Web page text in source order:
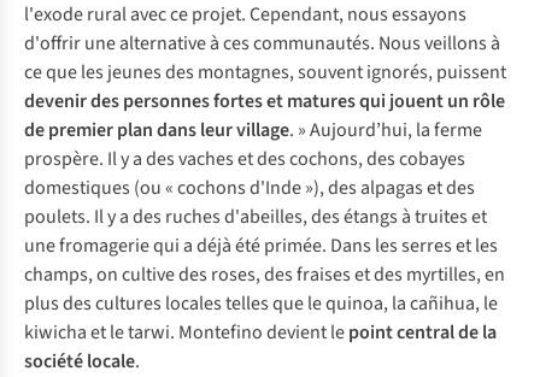
l'exode rural avec ce projet. Cependant, nous essayons
d'offrir une alternative à ces communautés. Nous veillons à
ce que les jeunes des montagnes, souvent ignorés, puissent
devenir des personnes fortes et matures qui jouent un rôle
de premier plan dans leur village. » Aujourd’hui, la ferme
prospère. Il y a des vaches et des cochons, des cobayes
domestiques (ou « cochons d'Inde »), des alpagas et des
poulets. Il y a des ruches d'abeilles, des étangs à truites et
une fromagerie qui a déjà été primée. Dans les serres et les
champs, on cultive des roses, des fraises et des myrtilles, en
plus des cultures locales telles que le quinoa, la cañihua, le
kiwicha et le tarwi. Montefino devient lepoint central de la
société locale.